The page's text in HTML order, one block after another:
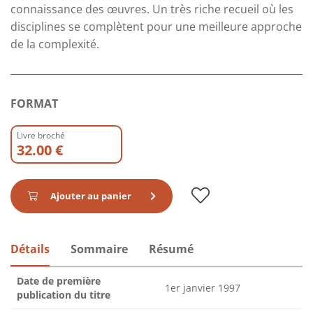
connaissance des œuvres. Un très riche recueil où les
disciplines se complètent pour une meilleure approche
de la complexité.
FORMAT
Livre broché
32.00 €
Ajouter au panier
Détails Sommaire Résumé
Date de première
publication du titre
1er janvier 1997